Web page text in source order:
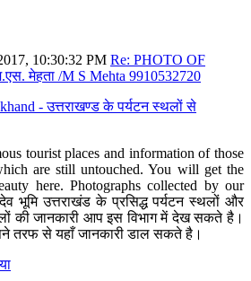
10:30:32 PM Re: PHOTO OF
मेहता /M S Mehta 9910532720
- उत्तराखण्ड के पर्यटन स्थलों से
tourist places and information of those
are still untouched. You will get the
here. Photographs collected by our
भूमि उत्तराखंड के प्रसिद्ध पर्यटन स्थलों और
की जानकारी आप इस विभाग में देख सकते है।
तरफ से यहाँ जानकारी डाल सकते है।